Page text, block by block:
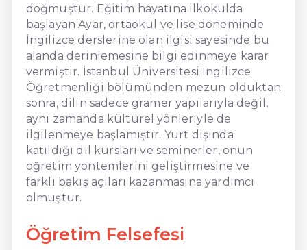
doğmuştur. Eğitim hayatına ilkokulda
başlayan Ayar, ortaokul ve lise döneminde
İngilizce derslerine olan ilgisi sayesinde bu
alanda derinlemesine bilgi edinmeye karar
vermiştir. İstanbul Üniversitesi İngilizce
Öğretmenliği bölümünden mezun olduktan
sonra, dilin sadece gramer yapılarıyla değil,
aynı zamanda kültürel yönleriyle de
ilgilenmeye başlamıştır. Yurt dışında
katıldığı dil kursları ve seminerler, onun
öğretim yöntemlerini geliştirmesine ve
farklı bakış açıları kazanmasına yardımcı
olmuştur.
Öğretim Felsefesi